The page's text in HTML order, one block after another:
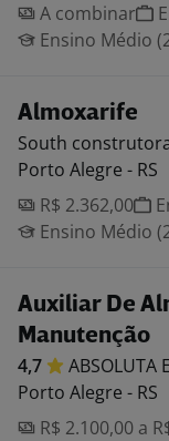
A combinar
Ensino Médio
Almoxarife
South
Porto Alegre - RS
R$ 2.362,00
Ensino Médio
Auxiliar De
Manutenção
4,7 ABSOLUTA
Porto Alegre - RS
R$ 2.100,00 a